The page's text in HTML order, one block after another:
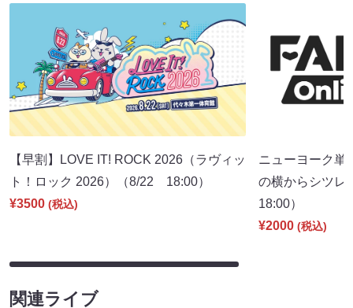
【早割】LOVE IT! ROCK 2026（ラヴィッ
ト！ロック 2026）（8/22 18:00）
¥3500 (税込)
ニューヨーク単
の横からシツ
18:00）
¥2000 (税込)
関連ライブ